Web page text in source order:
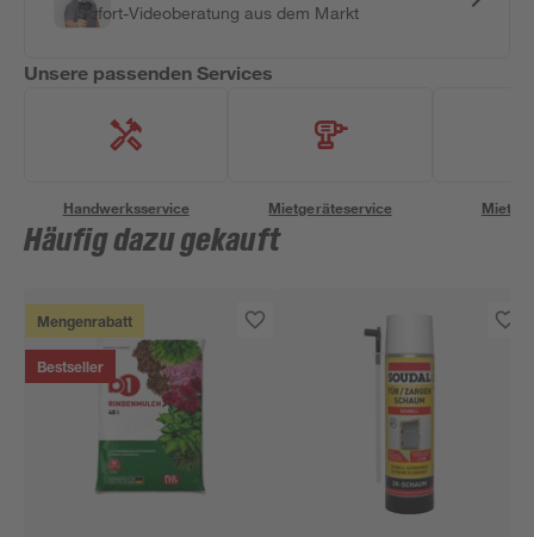
Sofort-Videoberatung aus dem Markt
Unsere passenden Services
Handwerksservice Mietgeräteservice
Häufig dazu gekauft
Mengenrabatt
Bestseller